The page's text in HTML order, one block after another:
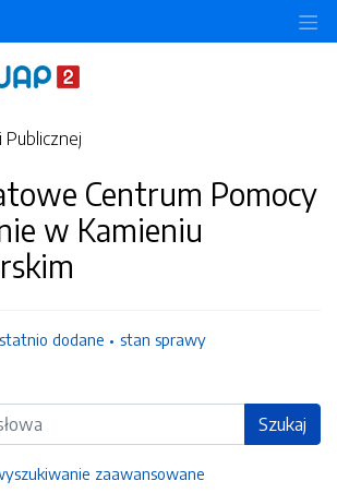
Publicznej
Centrum Pomocy
w Kamieniu
dodane stan sprawy
Szukaj
zaawansowane